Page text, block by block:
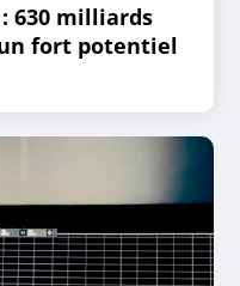
630 milliards
un fort potentiel